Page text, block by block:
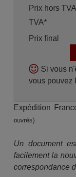
Prix hors TVA
TVA*
Prix final
Si vous
vous pouvez
Expédition
ouvrés)
Un document
facilement la
correspondance